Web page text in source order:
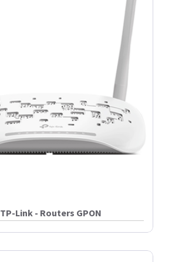
TP-Link - Routers GPON